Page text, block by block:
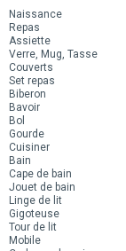
Naissance
Repas
Assiette
Verre, Mug, Tasse
Couverts
Set repas
Biberon
Bavoir
Bol
Gourde
Cuisiner
Bain
Cape de bain
Jouet de bain
Linge de lit
Gigoteuse
Tour de lit
Mobile